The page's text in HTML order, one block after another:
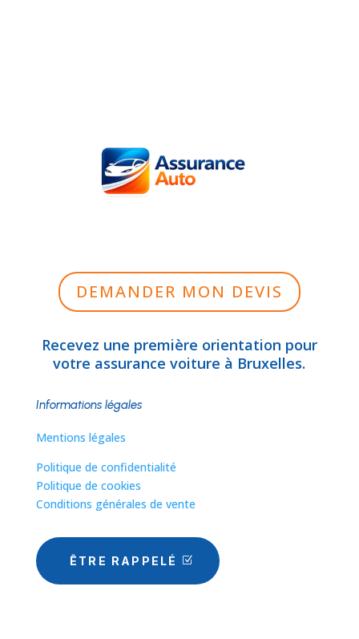
DEMANDER MON DEVIS
Recevez une première orientation pour
votre assurance voiture à Bruxelles.
Informations légales
Mentions légales
Politique de confidentialité
Politique de cookies
Conditions générales de vente
ÊTRE RAPPELÉ